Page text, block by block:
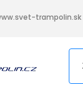
trampolin.sk